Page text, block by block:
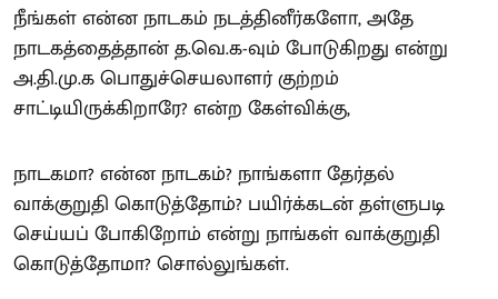
நீங்கள் என்ன நாடகம் நடத்தினீர்களோ, அதே
நாடகத்தைத்தான் த.வெ.க-வும் போடுகிறது என்று
அ.தி.மு.க பொதுச்செயலாளர் குற்றம்
சாட்டியிருக்கிறாரே? என்ற கேள்விக்கு,
நாடகமா? என்ன நாடகம்? நாங்களா தேர்தல்
வாக்குறுதி கொடுத்தோம்? பயிர்க்கடன் தள்ளுபடி
செய்யப் போகிறோம் என்று நாங்கள் வாக்குறுதி
கொடுத்தோமா? சொல்லுங்கள்.